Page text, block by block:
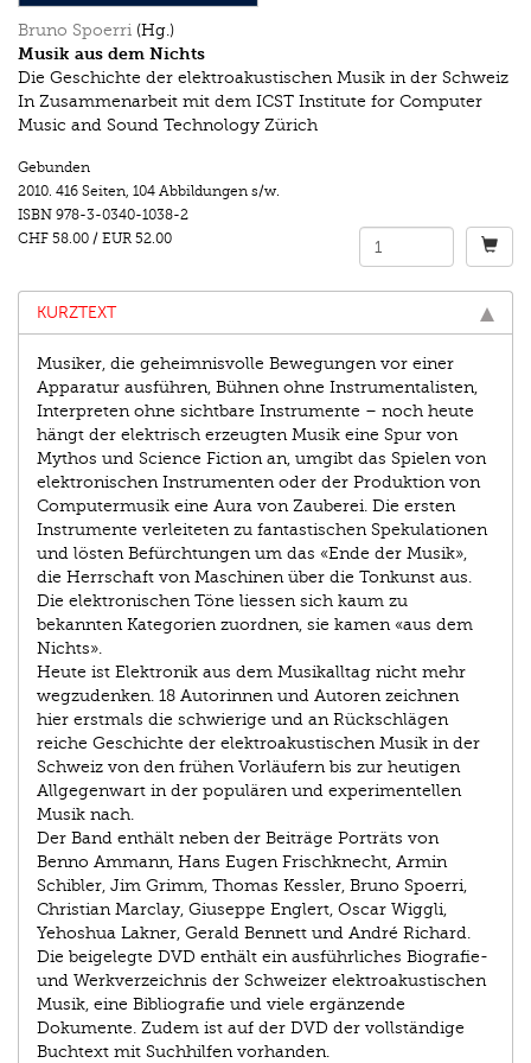
Bruno Spoerri (Hg.)
Musik aus dem Nichts
Die Geschichte der elektroakustischen Musik in der Schweiz
In Zusammenarbeit mit dem ICST Institute for Computer
Music and Sound Technology Zürich
Gebunden
2010. 416 Seiten, 104 Abbildungen s/w.
ISBN 978-3-0340-1038-2
CHF 58.00 / EUR 52.00
KURZTEXT
Musiker, die geheimnisvolle Bewegungen vor einer
Apparatur ausführen, Bühnen ohne Instrumentalisten,
Interpreten ohne sichtbare Instrumente – noch heute
hängt der elektrisch erzeugten Musik eine Spur von
Mythos und Science Fiction an, umgibt das Spielen von
elektronischen Instrumenten oder der Produktion von
Computermusik eine Aura von Zauberei. Die ersten
Instrumente verleiteten zu fantastischen Spekulationen
und lösten Befürchtungen um das «Ende der Musik»,
die Herrschaft von Maschinen über die Tonkunst aus.
Die elektronischen Töne liessen sich kaum zu
bekannten Kategorien zuordnen, sie kamen «aus dem
Nichts».
Heute ist Elektronik aus dem Musikalltag nicht mehr
wegzudenken. 18 Autorinnen und Autoren zeichnen
hier erstmals die schwierige und an Rückschlägen
reiche Geschichte der elektroakustischen Musik in der
Schweiz von den frühen Vorläufern bis zur heutigen
Allgegenwart in der populären und experimentellen
Musik nach.
Der Band enthält neben der Beiträge Porträts von
Benno Ammann, Hans Eugen Frischknecht, Armin
Schibler, Jim Grimm, Thomas Kessler, Bruno Spoerri,
Christian Marclay, Giuseppe Englert, Oscar Wiggli,
Yehoshua Lakner, Gerald Bennett und André Richard.
Die beigelegte DVD enthält ein ausführliches Biografie-
und Werkverzeichnis der Schweizer elektroakustischen
Musik, eine Bibliografie und viele ergänzende
Dokumente. Zudem ist auf der DVD der vollständige
Buchtext mit Suchhilfen vorhanden.